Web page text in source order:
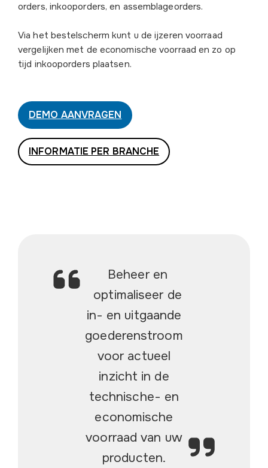
orders, inkooporders, en assemblageorders.
Via het bestelscherm kunt u de ijzeren voorraad
vergelijken met de economische voorraad en zo op
tijd inkooporders plaatsen.
DEMO AANVRAGEN
INFORMATIE PER BRANCHE
Beheer en
optimaliseer de
in- en uitgaande
goederenstroom
voor actueel
inzicht in de
technische- en
economische
voorraad van uw
producten.